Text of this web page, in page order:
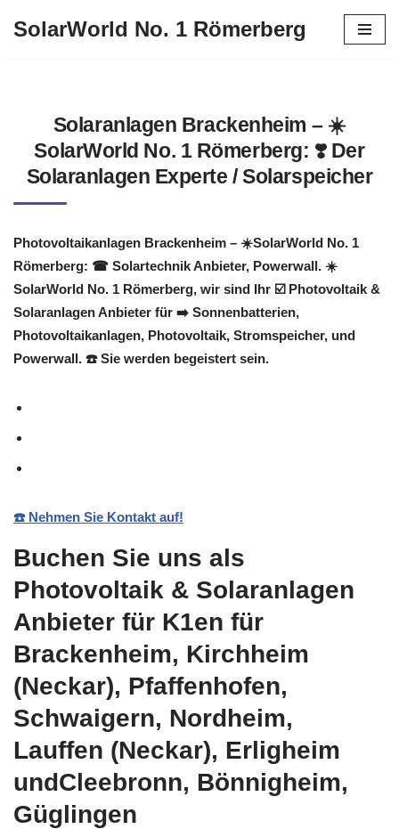
SolarWorld No. 1 Römerberg
Solaranlagen Brackenheim – ☀️
SolarWorld No. 1 Römerberg: ❣️ Der
Solaranlagen Experte / Solarspeicher
Photovoltaikanlagen Brackenheim – ☀️SolarWorld No. 1
Römerberg: ☎ Solartechnik Anbieter, Powerwall. ☀️
SolarWorld No. 1 Römerberg, wir sind Ihr ☑️ Photovoltaik &
Solaranlagen Anbieter für ➡️ Sonnenbatterien,
Photovoltaikanlagen, Photovoltaik, Stromspeicher, und
Powerwall. ☎️ Sie werden begeistert sein.
☎️ Nehmen Sie Kontakt auf!
Buchen Sie uns als
Photovoltaik & Solaranlagen
Anbieter für K1en für
Brackenheim, Kirchheim
(Neckar), Pfaffenhofen,
Schwaigern, Nordheim,
Lauffen (Neckar), Erligheim
undCleebronn, Bönnigheim,
Güglingen